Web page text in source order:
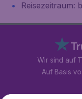
Reisezeitraum:
Wir sind auf
Auf Basis